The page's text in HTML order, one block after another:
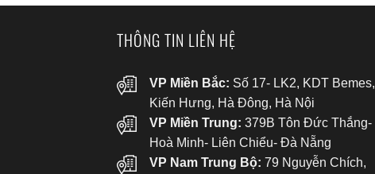
THÔNG TIN LIÊN HỆ
VP Miền Bắc: Số 17- LK2, KDT Bemes,
Kiến Hưng, Hà Đông, Hà Nội
VP Miền Trung: 379B Tôn Đức Thắng-
Hoà Minh- Liên Chiểu- Đà Nẵng
VP Nam Trung Bộ: 79 Nguyễn Chích,